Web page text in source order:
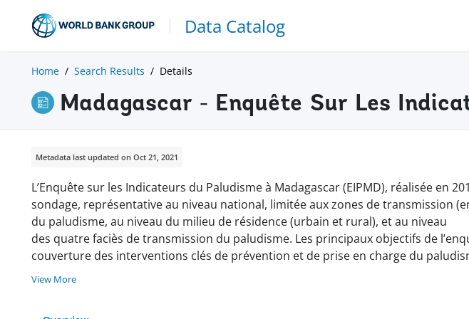
Data Catalog
Home Search Results Details
Madagascar - Enquête Sur Les
Metadata last updated on Oct 21, 2021
L’Enquête sur les Indicateurs du Paludisme à Madagascar (EIPMD), réalisée en
sondage, représentative au niveau national, limitée aux zones de transmission
du paludisme, au niveau du milieu de résidence (urbain et rural), et au niveau
des quatre faciès de transmission du paludisme. Les principaux objectifs de
couverture des interventions clés de prévention et de prise en charge du
View More